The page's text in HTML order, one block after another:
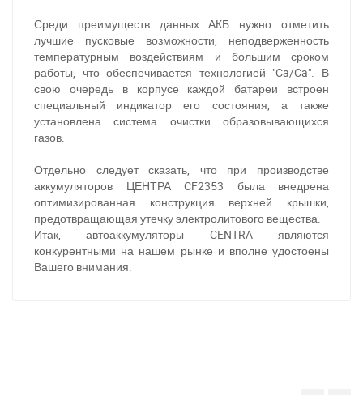
Среди преимуществ данных АКБ нужно отметить
лучшие пусковые возможности, неподверженность
температурным воздействиям и большим сроком
работы, что обеспечивается технологией "Ca/Ca". В
свою очередь в корпусе каждой батареи встроен
специальный индикатор его состояния, а также
установлена система очистки образовывающихся
газов.
Отдельно следует сказать, что при производстве
аккумуляторов ЦЕНТРА CF2353 была внедрена
оптимизированная конструкция верхней крышки,
предотвращающая утечку электролитового вещества.
Итак, автоаккумуляторы CENTRA являются
конкурентными на нашем рынке и вполне удостоены
Вашего внимания.
Написати в Viber Написати в Telegram